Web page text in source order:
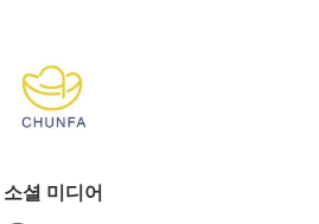
소셜 미디어